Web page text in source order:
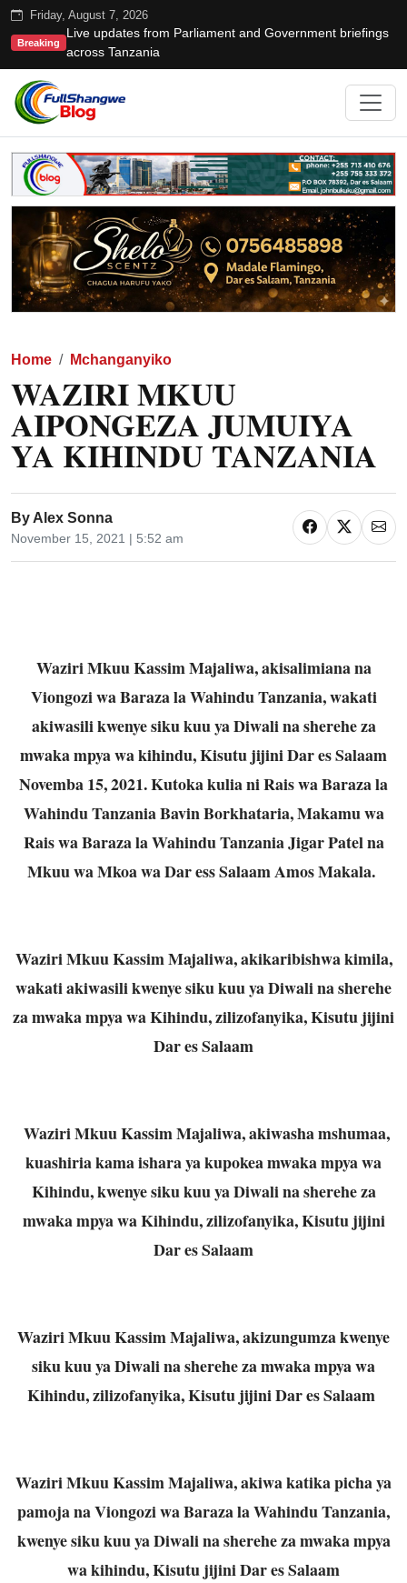
Friday, August 7, 2026
Breaking
Live updates from Parliament and Government briefings
across Tanzania
Home Mchanganyiko
WAZIRI MKUU
AIPONGEZA JUMUIYA
YA KIHINDU TANZANIA
By Alex Sonna
November 15, 2021 | 5:52 am
Waziri Mkuu Kassim Majaliwa, akisalimiana na
Viongozi wa Baraza la Wahindu Tanzania, wakati
akiwasili kwenye siku kuu ya Diwali na sherehe za
mwaka mpya wa kihindu, Kisutu jijini Dar es Salaam
Novemba 15, 2021. Kutoka kulia ni Rais wa Baraza la
Wahindu Tanzania Bavin Borkhataria, Makamu wa
Rais wa Baraza la Wahindu Tanzania Jigar Patel na
Mkuu wa Mkoa wa Dar ess Salaam Amos Makala.
Waziri Mkuu Kassim Majaliwa, akikaribishwa kimila,
wakati akiwasili kwenye siku kuu ya Diwali na sherehe
za mwaka mpya wa Kihindu, zilizofanyika, Kisutu jijini
Dar es Salaam
Waziri Mkuu Kassim Majaliwa, akiwasha mshumaa,
kuashiria kama ishara ya kupokea mwaka mpya wa
Kihindu, kwenye siku kuu ya Diwali na sherehe za
mwaka mpya wa Kihindu, zilizofanyika, Kisutu jijini
Dar es Salaam
Waziri Mkuu Kassim Majaliwa, akizungumza kwenye
siku kuu ya Diwali na sherehe za mwaka mpya wa
Kihindu, zilizofanyika, Kisutu jijini Dar es Salaam
Waziri Mkuu Kassim Majaliwa, akiwa katika picha ya
pamoja na Viongozi wa Baraza la Wahindu Tanzania,
kwenye siku kuu ya Diwali na sherehe za mwaka mpya
wa kihindu, Kisutu jijini Dar es Salaam